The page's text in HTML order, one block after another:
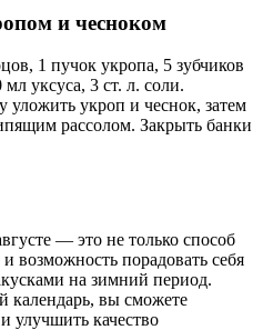
и чесноком
1 пучок укропа, 5 зубчиков
уксуса, 3 ст. л. соли.
уложить укроп и чеснок, затем
рассолом. Закрыть банки
— это не только способ
возможность порадовать себя
на зимний период.
вы сможете
улучшить качество